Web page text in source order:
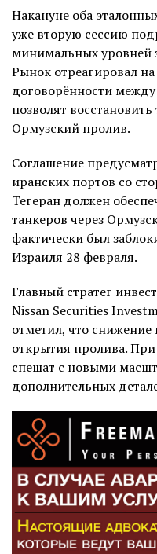
Накануне оба
уже вторую сессию
минимальных уровней
Рынок отреагировал
договорённости
позволят
Ормузский пролив.
Соглашение
иранских портов со
Тегеран должен
танкеров через
фактически был
Израиля 28 февраля.
Главный стратег
Nissan Securities
отметил, что
открытия пролива.
спешат с новыми
дополнительных